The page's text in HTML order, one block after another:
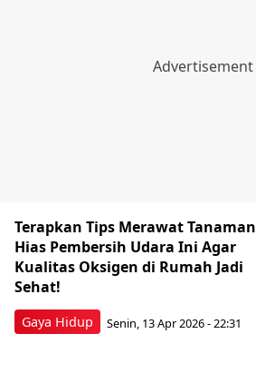
Gaya Hidup
Terapkan Tips Merawat Tanaman
Hias Pembersih Udara Ini Agar
Kualitas Oksigen di Rumah Jadi
Sehat!
Senin, 13 Apr 2026 - 22:31